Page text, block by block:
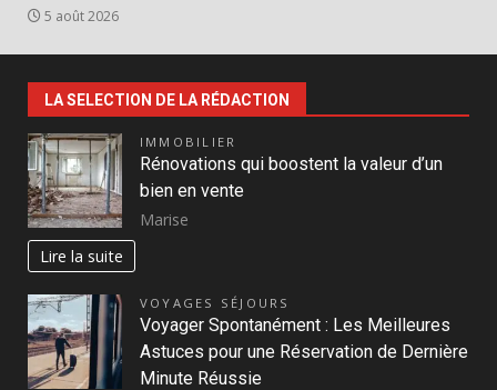
5 août 2026
LA SELECTION DE LA RÉDACTION
IMMOBILIER
Rénovations qui boostent la valeur d’un
bien en vente
Marise
Lire la suite
VOYAGES SÉJOURS
Voyager Spontanément : Les Meilleures
Astuces pour une Réservation de Dernière
Minute Réussie